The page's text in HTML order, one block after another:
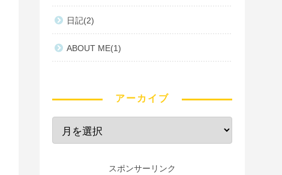
日記 2
ABOUT ME 1
アーカイブ
スポンサーリンク